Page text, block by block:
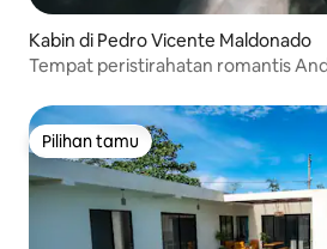
Kabin di Pedro Vicente Maldonado
Tempat peristirahatan romantis
Pilihan tamu
Pilihan tamu